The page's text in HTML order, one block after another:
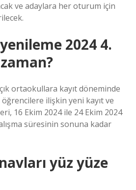
ve adaylara her oturum için
2024 4.
ortaokullara kayıt döneminde
öğrencilere ilişkin yeni kayıt ve
16 Ekim 2024 ile 24 Ekim 2024
süresinin sonuna kadar
yüz yüze